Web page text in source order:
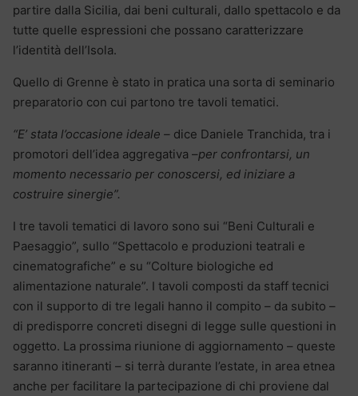
partire dalla Sicilia, dai beni culturali, dallo spettacolo e da
tutte quelle espressioni che possano caratterizzare
l’identità dell’Isola.
Quello di Grenne è stato in pratica una sorta di seminario
preparatorio con cui partono tre tavoli tematici.
“E’ stata l’occasione ideale – dice Daniele Tranchida, tra i
promotori dell’idea aggregativa –per confrontarsi, un
momento necessario per conoscersi, ed iniziare a
costruire sinergie”.
I tre tavoli tematici di lavoro sono sui “Beni Culturali e
Paesaggio”, sullo “Spettacolo e produzioni teatrali e
cinematografiche” e su “Colture biologiche ed
alimentazione naturale”. I tavoli composti da staff tecnici
con il supporto di tre legali hanno il compito – da subito –
di predisporre concreti disegni di legge sulle questioni in
oggetto. La prossima riunione di aggiornamento – queste
saranno itineranti – si terrà durante l’estate, in area etnea
anche per facilitare la partecipazione di chi proviene dal